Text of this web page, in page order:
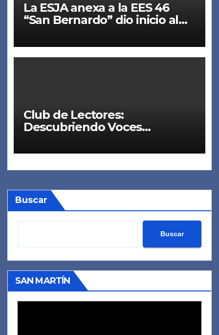
La ESJA anexa a la EES 46
“San Bernardo” dio inicio al
Club de Lectores:
Descubriendo Voces
Buscar
Buscar
SAN MARTÍN